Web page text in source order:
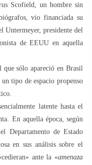
Scofield, un hombre sin
vio financiada su
Untermeyer, presidente del
de EEUU en aquella
que sólo apareció en Brasil
tipo de espacio propenso
latente hasta el
En aquella época, según
Departamento de Estado
en sus análisis sobre el
ante la «amenaza